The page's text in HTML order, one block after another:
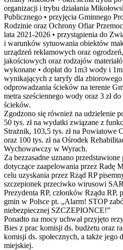
organizacji i trybu działania
Publicznego • przyjęcia Gminnego
Rodzinie oraz Ochrony Ofiar
lata 2021-2026 • przystąpienia do
i warunków sytuowania obiektów
urządzeń reklamowych oraz
jakościowych oraz rodzajów
wykonane • dopłat do 1m3 wody i
wynikających z taryfy dla
odprowadzania ścieków na terenie
metra sześciennego wody oraz 3 zł
ścieków.
Zgodzono się również na udzielenie
50 tys. zł na wydatki związane z
Strażnik, 103,5 tys. zł na Powiatowe
oraz 100 tys. zł na Ośrodek
Wychowawczy w Wyrach.
Za bezzasadne uznano
dotyczące zaapelowania przez Radę
celu uzyskania przez Rząd RP
szczepionek przeciwko wirusowi
Prezydenta RP, członków Rządu
gmin w Polsce pt. „Alarm! STOP
niebezpiecznej SZCZEPIONCE!”
Ponadto na mocy uchwał przyjęto
Bies z prac komisji ds. budżetu oraz
komisji ds. społecznych, a także jego
miejskiej.